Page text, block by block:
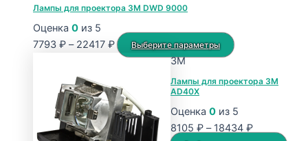
Лампы для проектора 3M DWD 9000
Оценка 0 из 5
7793 ₽ – 22417 ₽Диапазон
цен:
–
22417 ₽
Выберите параметры
Этот
имеет
вариаций.
Опции
3M
Лампы для проектора 3M
AD40X
Оценка 0 из 5
8105 ₽ – 18434 ₽Диапазон